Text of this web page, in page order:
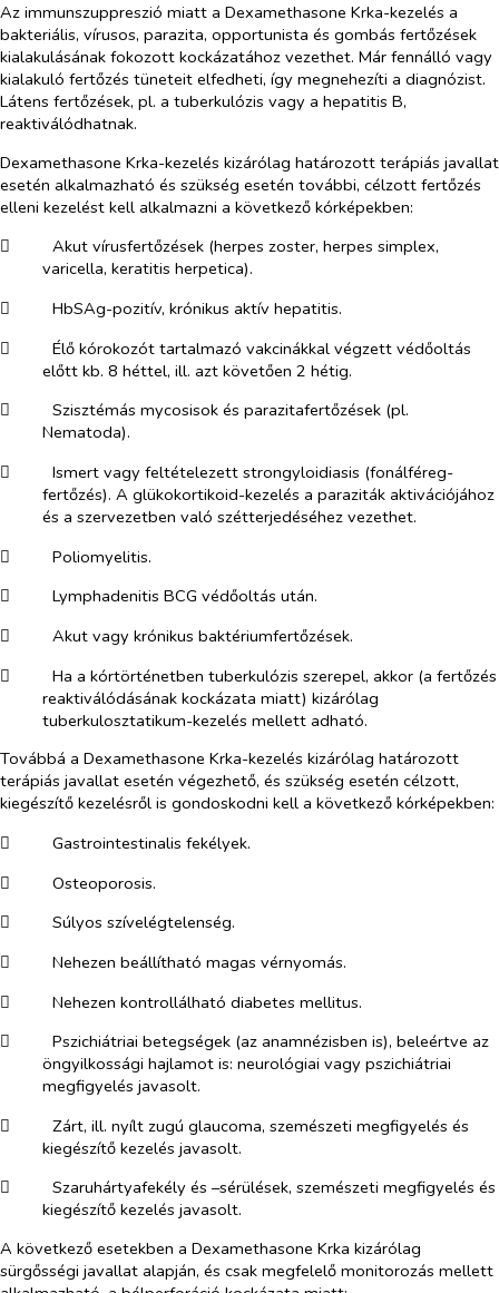
Az immunszuppreszió miatt a Dexamethasone Krka-kezelés a
bakteriális, vírusos, parazita, opportunista és gombás fertőzések
kialakulásának fokozott kockázatához vezethet. Már fennálló vagy
kialakuló fertőzés tüneteit elfedheti, így megnehezíti a diagnózist.
Látens fertőzések, pl. a tuberkulózis vagy a hepatitis B,
reaktiválódhatnak.
Dexamethasone Krka-kezelés kizárólag határozott terápiás javallat
esetén alkalmazható és szükség esetén további, célzott fertőzés
elleni kezelést kell alkalmazni a következő kórképekben:
​
Akut vírusfertőzések (herpes zoster, herpes simplex,
varicella, keratitis herpetica).
​
HbSAg-pozitív, krónikus aktív hepatitis.
​
Élő kórokozót tartalmazó vakcinákkal végzett védőoltás
előtt kb. 8 héttel, ill. azt követően 2 hétig.
​
Szisztémás mycosisok és parazitafertőzések (pl.
Nematoda).
​
Ismert vagy feltételezett strongyloidiasis (fonálféreg-
fertőzés). A glükokortikoid-kezelés a paraziták aktivációjához
és a szervezetben való szétterjedéséhez vezethet.
​
Poliomyelitis.
​
Lymphadenitis BCG védőoltás után.
​
Akut vagy krónikus baktériumfertőzések.
​
Ha a kórtörténetben tuberkulózis szerepel, akkor (a fertőzés
reaktiválódásának kockázata miatt) kizárólag
tuberkulosztatikum-kezelés mellett adható.
Továbbá a Dexamethasone Krka-kezelés kizárólag határozott
terápiás javallat esetén végezhető, és szükség esetén célzott,
kiegészítő kezelésről is gondoskodni kell a következő kórképekben:
​
Gastrointestinalis fekélyek.
​
Osteoporosis.
​
Súlyos szívelégtelenség.
​
Nehezen beállítható magas vérnyomás.
​
Nehezen kontrollálható diabetes mellitus.
​
Pszichiátriai betegségek (az anamnézisben is), beleértve az
öngyilkossági hajlamot is: neurológiai vagy pszichiátriai
megfigyelés javasolt.
​
Zárt, ill. nyílt zugú glaucoma, szemészeti megfigyelés és
kiegészítő kezelés javasolt.
​
Szaruhártyafekély és –sérülések, szemészeti megfigyelés és
kiegészítő kezelés javasolt.
A következő esetekben a Dexamethasone Krka kizárólag
sürgősségi javallat alapján, és csak megfelelő monitorozás mellett